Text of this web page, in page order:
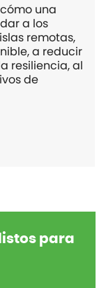
una
a los
remotas,
a reducir
resiliencia, al
de
para